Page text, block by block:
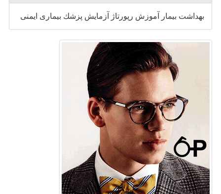
بهداشت بیمار آموزش رپورتاژ آزمایش پزشك بیماری ایمنی